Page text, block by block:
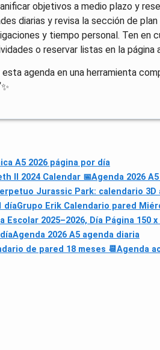
objetivos a medio plazo y
diarias y revisa la sección de plan
y tiempo personal. Ten en
o reservar listas en la página
agenda en una herramienta
A5 2026 página por día
II 2024 Calendar 📅Agenda 2026
Jurassic Park: calendario
díaGrupo Erik Calendario pared
Escolar 2025–2026, Día Página 150 x
Agenda 2026 A5 agenda diaria
de pared 18 meses 📆Agenda